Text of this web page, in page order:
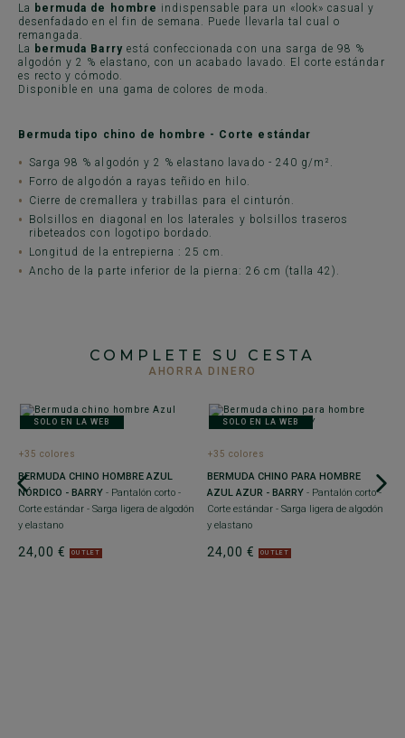
La bermuda de hombre indispensable para un «look» casual y
desenfadado en el fin de semana. Puede llevarla tal cual o
remangada.
La bermuda Barry está confeccionada con una sarga de 98 %
algodón y 2 % elastano, con un acabado lavado. El corte estándar
es recto y cómodo.
Disponible en una gama de colores de moda.
Bermuda tipo chino de hombre - Corte estándar
Sarga 98 % algodón y 2 % elastano lavado - 240 g/m².
Forro de algodón a rayas teñido en hilo.
Cierre de cremallera y trabillas para el cinturón.
Bolsillos en diagonal en los laterales y bolsillos traseros
ribeteados con logotipo bordado.
Longitud de la entrepierna : 25 cm.
Ancho de la parte inferior de la pierna: 26 cm (talla 42).
COMPLETE SU CESTA
AHORRA DINERO
SOLO EN LA WEB
+35 colores
BERMUDA CHINO HOMBRE AZUL
NÓRDICO - BARRY - Pantalón corto -
Corte estándar - Sarga ligera de algodón
y elastano
24,00 € OUTLET
SOLO EN LA WEB
+35 colores
BERMUDA CHINO PARA HOMBRE
AZUL AZUR - BARRY - Pantalón corto -
Corte estándar - Sarga ligera de algodón
y elastano
24,00 € OUTLET